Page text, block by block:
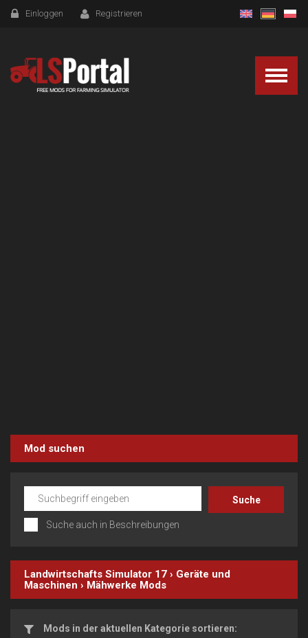
Einloggen Registrieren
Mod suchen
Suche auch in Beschreibungen
Landwirtschafts Simulator 17 › Geräte und
Maschinen › Mähwerke Mods
Mods in der aktuellen Kategorie sortieren: